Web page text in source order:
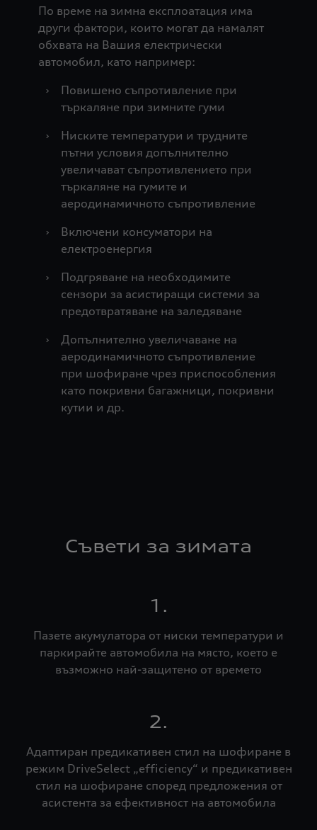
По време на зимна експлоатация има
други фактори, които могат да намалят
обхвата на Вашия електрически
автомобил, като например:
›
Повишено съпротивление при
търкаляне при зимните гуми
›
Ниските температури и трудните
пътни условия допълнително
увеличават съпротивлението при
търкаляне на гумите и
аеродинамичното съпротивление
›
Включени консуматори на
електроенергия
›
Подгряване на необходимите
сензори за асистиращи системи за
предотвратяване на заледяване
›
Допълнително увеличаване на
аеродинамичното съпротивление
при шофиране чрез приспособления
като покривни багажници, покривни
кутии и др.
Съвети за зимата
1.
Пазете акумулатора от ниски температури и
паркирайте автомобила на място, което е
възможно най-защитено от времето
2.
Адаптиран предикативен стил на шофиране в
режим DriveSelect „efficiency“ и предикативен
стил на шофиране според предложения от
асистента за ефективност на автомобила